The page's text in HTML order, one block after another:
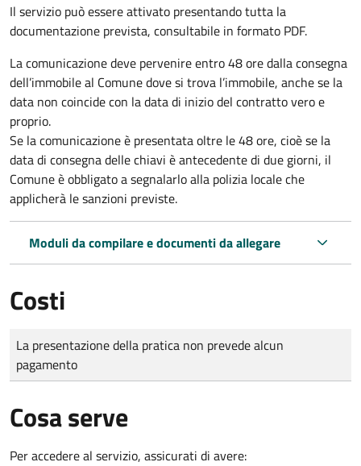
Il servizio può essere attivato presentando tutta la
documentazione prevista, consultabile in formato PDF.
La comunicazione deve pervenireentro 48 oredalla consegna
dell’immobile al Comune dove si trova l’immobile, anche se la
data non coincide con la data di inizio del contratto vero e
proprio.
Se la comunicazione è presentata oltre le 48 ore, cioè se la
data di consegna delle chiavi è antecedente di due giorni, il
Comune è obbligato a segnalarlo alla polizia locale che
applicherà le sanzioni previste.
Moduli da compilare e documenti da allegare
Costi
Tipo di pagamento
Importo
La presentazione della pratica non prevede alcun
pagamento
Cosa serve
Per accedere al servizio, assicurati di avere: